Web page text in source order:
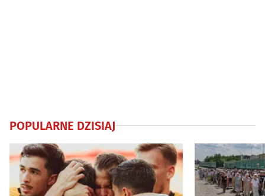
POPULARNE DZISIAJ